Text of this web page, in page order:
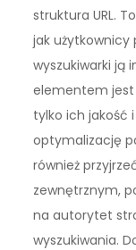
struktura URL.
jak użytkownicy
wyszukiwarki ją
elementem jest
tylko ich jakość
optymalizację
również
zewnętrznym,
na autorytet
wyszukiwania.